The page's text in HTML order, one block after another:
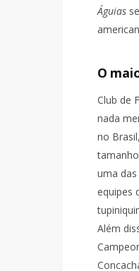
Águias
O
Club de
nada
no
uma
equipes
Além